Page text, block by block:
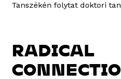
Tanszékén folytat doktori
RADICAL